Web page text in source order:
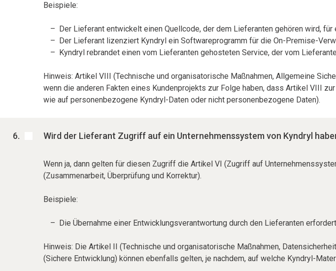
Beispiele:
Der Lieferant entwickelt einen Quellcode, der dem Lieferanten gehören wird,
Der Lieferant lizenziert Kyndryl ein Softwareprogramm für die On-Premise-
Kyndryl rebrandet einen vom Lieferanten gehosteten Service, der vom
Hinweis: Artikel VIII (Technische und organisatorische Maßnahmen, Allgemeine
wenn die anderen Fakten eines Kundenprojekts zur Folge haben, dass Artikel VIII
wie auf personenbezogene Kyndryl-Daten oder nicht personenbezogene Daten).
Wird der Lieferant Zugriff auf ein Unternehmenssystem von Kyndryl
Wenn ja, dann gelten für diesen Zugriff die Artikel VI (Zugriff auf
(Zusammenarbeit, Überprüfung und Korrektur).
Beispiele:
Die Übernahme einer Entwicklungsverantwortung durch den Lieferanten
Hinweis: Die Artikel II (Technische und organisatorische Maßnahmen,
(Sichere Entwicklung) können ebenfalls gelten, je nachdem, auf welche Kyndryl-